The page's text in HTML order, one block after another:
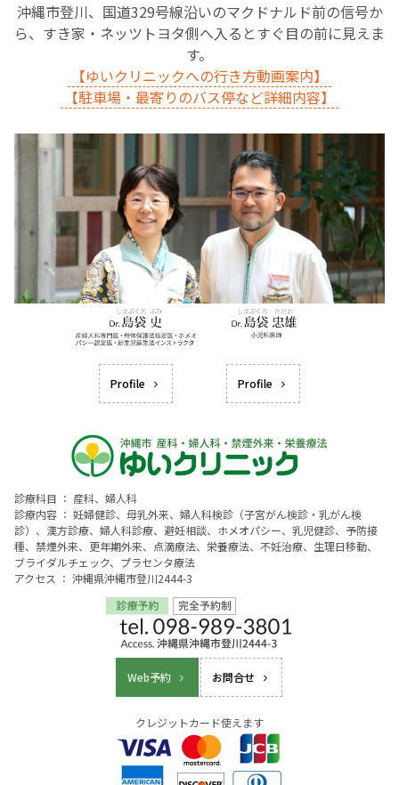
沖縄市登川、国道329号線沿いのマクドナルド前の信号か
ら、すき家・ネッツトヨタ側へ入るとすぐ目の前に見えま
す。
【ゆいクリニックへの行き方動画案内】
【駐車場・最寄りのバス停など詳細内容】
Profile Profile
診療科目 ： 産科、婦人科
診療内容 ： 妊婦健診、母乳外来、婦人科検診（子宮がん検診・乳がん検
診）、漢方診療、婦人科診療、避妊相談、ホメオパシー、乳児健診、予防接
種、禁煙外来、更年期外来、点滴療法、栄養療法、不妊治療、生理日移動、
ブライダルチェック、プラセンタ療法
アクセス ： 沖縄県沖縄市登川2444-3
Web予約 お問合せ
クレジットカード使えます